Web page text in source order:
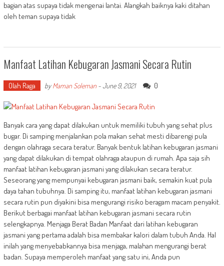
bagian atas supaya tidak mengenai lantai. Alangkah baiknya kaki ditahan
oleh teman supaya tidak
Manfaat Latihan Kebugaran Jasmani Secara Rutin
Olah Raga byMaman Soleman-June 9, 2021 0
Banyak cara yang dapat dilakukan untuk memiliki tubuh yang sehat plus
bugar. Di samping menjalankan pola makan sehat mesti dibarengi pula
dengan olahraga secara teratur. Banyak bentuk latihan kebugaran jasmani
yang dapat dilakukan di tempat olahraga ataupun di rumah. Apa saja sih
manfaat latihan kebugaran jasmani yang dilakukan secara teratur.
Seseorang yang mempunyai kebugaran jasmani baik, semakin kuat pula
daya tahan tubuhnya. Di samping itu, manfaat latihan kebugaran jasmani
secara rutin pun diyakini bisa mengurangi risiko beragam macam penyakit.
Berikut berbagai manfaat latihan kebugaran jasmani secara rutin
selengkapnya. Menjaga Berat Badan Manfaat dari latihan kebugaran
jasmani yang pertama adalah bisa membakar kalori dalam tubuh Anda. Hal
inilah yang menyebabkannya bisa menjaga, malahan mengurangi berat
badan. Supaya memperoleh manfaat yang satu ini, Anda pun